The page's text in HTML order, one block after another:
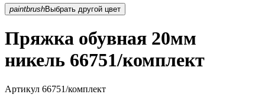
paintbrush Выбрать другой цвет
Пряжка обувная 20мм
никель 66751/комплект
Артикул 66751/комплект